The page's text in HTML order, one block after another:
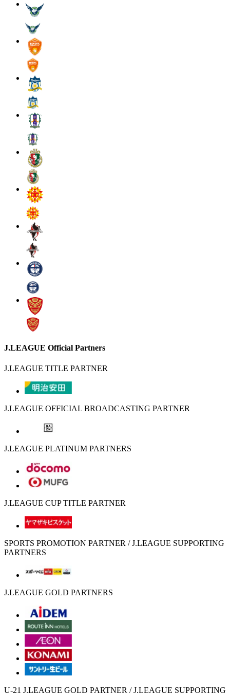
J.LEAGUE Official Partners
J.LEAGUE TITLE PARTNER
J.LEAGUE OFFICIAL BROADCASTING PARTNER
J.LEAGUE PLATINUM PARTNERS
J.LEAGUE CUP TITLE PARTNER
SPORTS PROMOTION PARTNER / J.LEAGUE SUPPORTING
PARTNERS
J.LEAGUE GOLD PARTNERS
U-21 J.LEAGUE GOLD PARTNER / J.LEAGUE SUPPORTING